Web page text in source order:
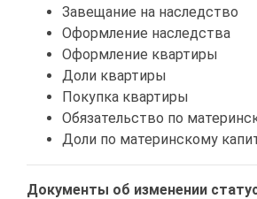
Завещание на наследство
Оформление наследства
Оформление квартиры
Доли квартиры
Покупка квартиры
Обязательство по
Доли по материнскому
Документы об изменении